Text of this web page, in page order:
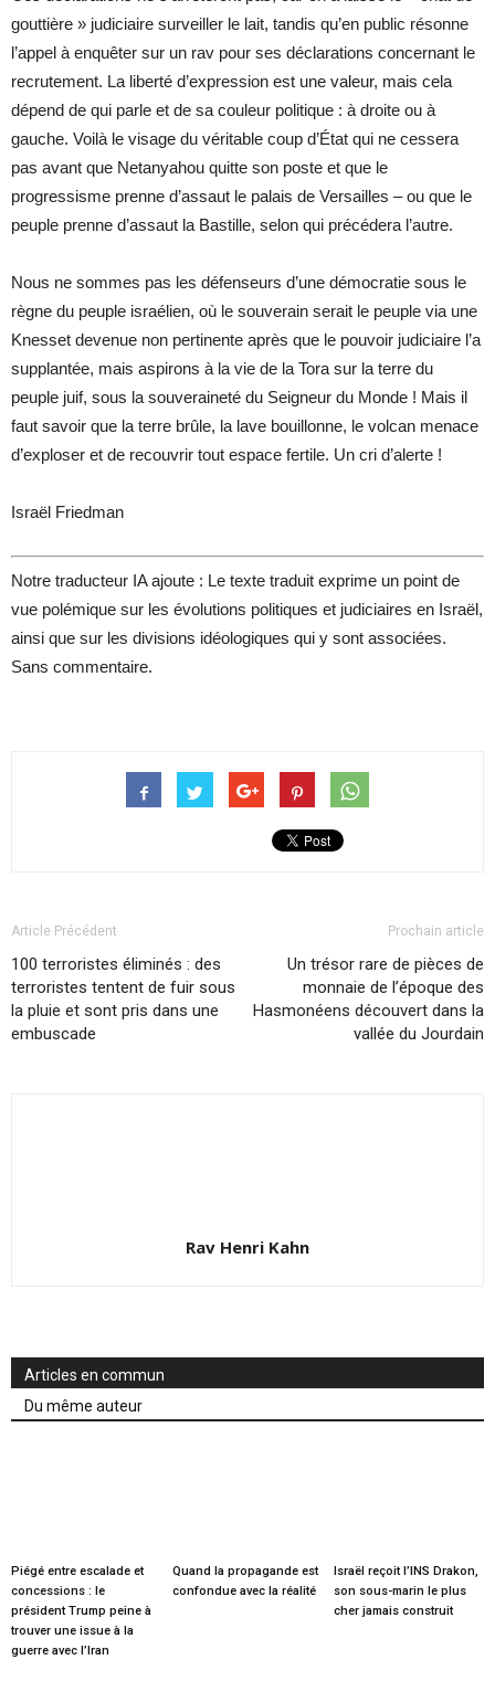
gouttière » judiciaire surveiller le lait, tandis qu’en public résonne
l’appel à enquêter sur un rav pour ses déclarations concernant le
recrutement. La liberté d’expression est une valeur, mais cela
dépend de qui parle et de sa couleur politique : à droite ou à
gauche. Voilà le visage du véritable coup d’État qui ne cessera
pas avant que Netanyahou quitte son poste et que le
progressisme prenne d’assaut le palais de Versailles – ou que le
peuple prenne d’assaut la Bastille, selon qui précédera l’autre.
Nous ne sommes pas les défenseurs d’une démocratie sous le
règne du peuple israélien, où le souverain serait le peuple via une
Knesset devenue non pertinente après que le pouvoir judiciaire l’a
supplantée, mais aspirons à la vie de la Tora sur la terre du
peuple juif, sous la souveraineté du Seigneur du Monde ! Mais il
faut savoir que la terre brûle, la lave bouillonne, le volcan menace
d’exploser et de recouvrir tout espace fertile. Un cri d’alerte !
Israël Friedman
Notre traducteur IA ajoute : Le texte traduit exprime un point de
vue polémique sur les évolutions politiques et judiciaires en Israël,
ainsi que sur les divisions idéologiques qui y sont associées.
Sans commentaire.
Article Précédent
100 terroristes éliminés : des
terroristes tentent de fuir sous
la pluie et sont pris dans une
embuscade
Prochain article
Un trésor rare de pièces de
monnaie de l’époque des
Hasmonéens découvert dans la
vallée du Jourdain
Rav Henri Kahn
Articles en commun
Du même auteur
Piégé entre escalade et
concessions : le
président Trump peine à
trouver une issue à la
guerre avec l’Iran
Quand la propagande est
confondue avec la réalité
Israël reçoit l’INS Drakon,
son sous-marin le plus
cher jamais construit